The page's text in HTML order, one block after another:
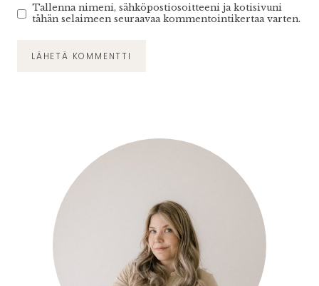
Tallenna nimeni, sähköpostiosoitteeni ja kotisivuni
tähän selaimeen seuraavaa kommentointikertaa varten.